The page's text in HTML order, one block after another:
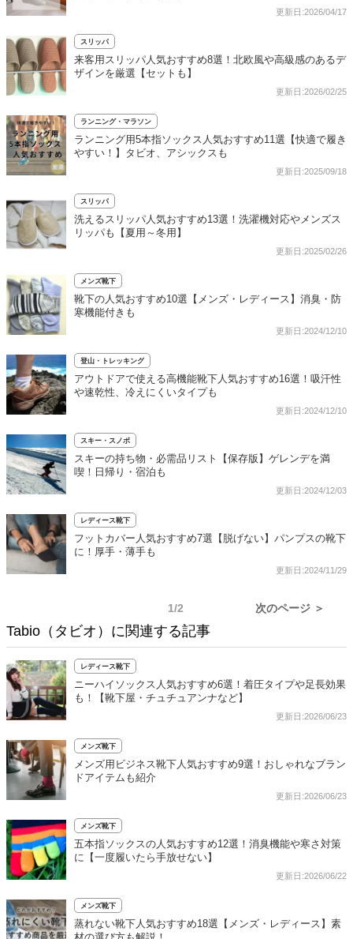
更新日:2026/04/17
スリッパ
来客用スリッパ人気おすすめ8選！北欧風や高級感のあるデ
ザインを厳選【セットも】
更新日:2026/02/25
ランニング・マラソン
ランニング用5本指ソックス人気おすすめ11選【快適で履き
やすい！】タビオ、アシックスも
更新日:2025/09/18
スリッパ
洗えるスリッパ人気おすすめ13選！洗濯機対応やメンズス
リッパも【夏用～冬用】
更新日:2025/02/26
メンズ靴下
靴下の人気おすすめ10選【メンズ・レディース】消臭・防
寒機能付きも
更新日:2024/12/10
登山・トレッキング
アウトドアで使える高機能靴下人気おすすめ16選！吸汗性
や速乾性、冷えにくいタイプも
更新日:2024/12/10
スキー・スノボ
スキーの持ち物・必需品リスト【保存版】ゲレンデを満
喫！日帰り・宿泊も
更新日:2024/12/03
レディース靴下
フットカバー人気おすすめ7選【脱げない】パンプスの靴下
に！厚手・薄手も
更新日:2024/11/29
1/2 次のページ ＞
Tabio（タビオ）に関連する記事
レディース靴下
ニーハイソックス人気おすすめ6選！着圧タイプや足長効果
も！【靴下屋・チュチュアンナなど】
更新日:2026/06/23
メンズ靴下
メンズ用ビジネス靴下人気おすすめ9選！おしゃれなブラン
ドアイテムも紹介
更新日:2026/06/23
メンズ靴下
五本指ソックスの人気おすすめ12選！消臭機能や寒さ対策
に【一度履いたら手放せない】
更新日:2026/06/22
メンズ靴下
蒸れない靴下人気おすすめ18選【メンズ・レディース】素